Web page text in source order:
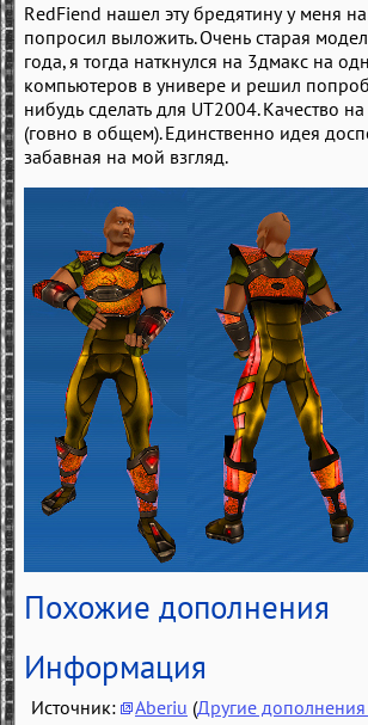
RedFiend нашел эту бредятину у меня
попросил выложить. Очень старая
года, я тогда наткнулся на 3дмакс на
компьютеров в универе и решил
нибудь сделать для UT2004. Качество
(говно в общем). Единственно идея
забавная на мой взгляд.
Похожие дополнения
Информация
Источник: Aberiu (Другие дополнения